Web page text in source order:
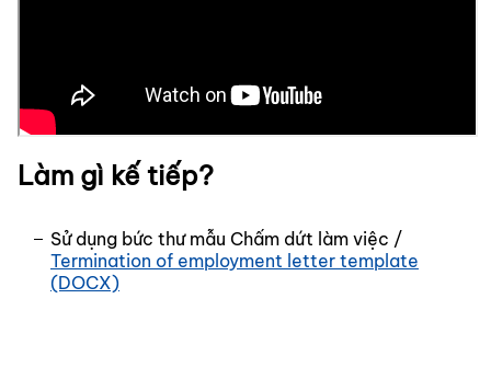
Làm gì kế tiếp?
Sử dụng bức thư mẫu Chấm dứt làm việc /
Termination of employment letter template